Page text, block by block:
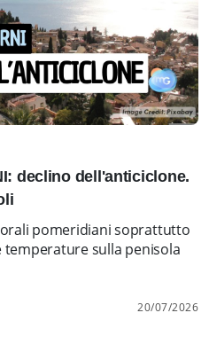
declino dell'anticiclone.
pomeridiani soprattutto
temperature sulla penisola
20/07/2026